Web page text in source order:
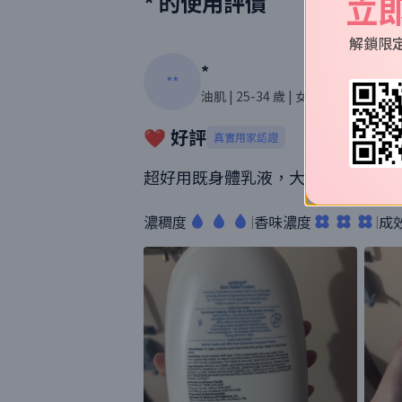
** *
油肌 | 25-34 歲 | 女性 | 508則評價
❤️ 好評 真實用家認證
超好用既身體乳液，大大支，有排
濃稠度 |香味濃度 |成
解鎖限